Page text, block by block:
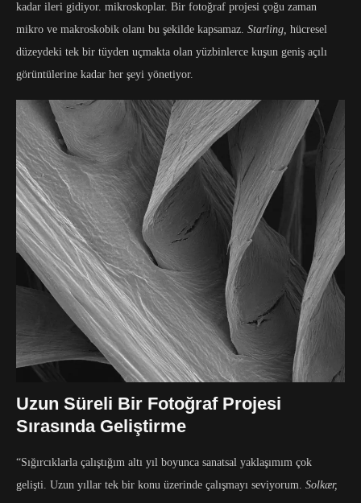
kadar ileri gidiyor. mikroskoplar. Bir fotoğraf projesi çoğu zaman
mikro ve makroskobik olanı bu şekilde kapsamaz. Starling, hücresel
düzeydeki tek bir tüyden uçmakta olan yüzbinlerce kuşun geniş açılı
görüntülerine kadar her şeyi yönetiyor.
Uzun Süreli Bir Fotoğraf Projesi
Sırasında Geliştirme
“Sığırcıklarla çalıştığım altı yıl boyunca sanatsal yaklaşımım çok
gelişti. Uzun yıllar tek bir konu üzerinde çalışmayı seviyorum. Solkær,